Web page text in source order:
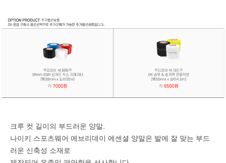
크루 컷 길이의 부드러운 양말.
나이키 스포츠웨어 에브리데이 에센셜 양말은 발에 잘 맞는 부드
러운 신축성 소재로